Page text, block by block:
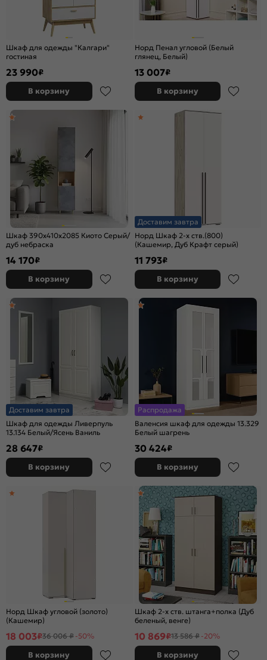
Шкаф для одежды "Калгари"
гостиная
23 990₽
В корзину
Норд Пенал угловой (Белый
глянец, Белый)
13 007₽
В корзину
Шкаф 390x410x2085 Киото Серый/
дуб небраска
14 170₽
В корзину
Доставим завтра
Норд Шкаф 2-х ств.(800)
(Кашемир, Дуб Крафт серый)
11 793₽
В корзину
Доставим завтра
Шкаф для одежды Ливерпуль
13.134 Белый/Ясень Ваниль
28 647₽
В корзину
Распродажа
Валенсия шкаф для одежды 13.329
Белый шагрень
30 424₽
В корзину
Норд Шкаф угловой (золото)
(Кашемир)
18 003₽36 006 ₽ -50%
В корзину
Шкаф 2-х ств. штанга+полка (Дуб
беленый, венге)
10 869₽13 586 ₽ -20%
В корзину